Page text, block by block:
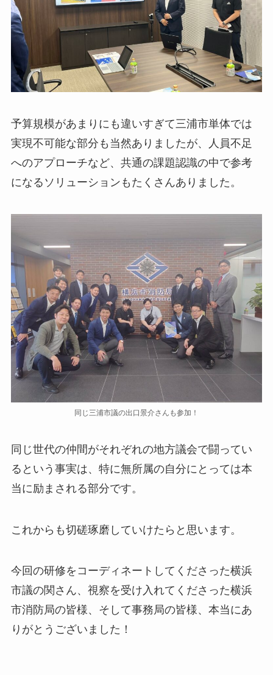
予算規模があまりにも違いすぎて三浦市単体では
実現不可能な部分も当然ありましたが、人員不足
へのアプローチなど、共通の課題認識の中で参考
になるソリューションもたくさんありました。
同じ三浦市議の出口景介さんも参加！
同じ世代の仲間がそれぞれの地方議会で闘ってい
るという事実は、特に無所属の自分にとっては本
当に励まされる部分です。
これからも切磋琢磨していけたらと思います。
今回の研修をコーディネートしてくださった横浜
市議の関さん、視察を受け入れてくださった横浜
市消防局の皆様、そして事務局の皆様、本当にあ
りがとうございました！